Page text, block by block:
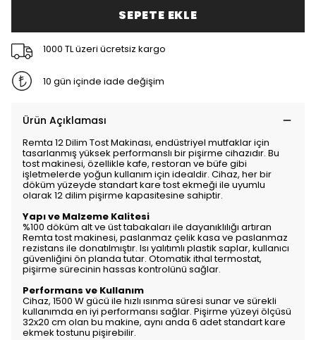
SEPETE EKLE
1000 TL üzeri ücretsiz kargo
10 gün içinde iade değişim
Ürün Açıklaması
Remta 12 Dilim Tost Makinası, endüstriyel mutfaklar için
tasarlanmış yüksek performanslı bir pişirme cihazıdır. Bu
tost makinesi, özellikle kafe, restoran ve büfe gibi
işletmelerde yoğun kullanım için idealdir. Cihaz, her bir
döküm yüzeyde standart kare tost ekmeği ile uyumlu
olarak 12 dilim pişirme kapasitesine sahiptir.
Yapı ve Malzeme Kalitesi
%100 döküm alt ve üst tabakaları ile dayanıklılığı artıran
Remta tost makinesi, paslanmaz çelik kasa ve paslanmaz
rezistans ile donatılmıştır. Isı yalıtımlı plastik saplar, kullanıcı
güvenliğini ön planda tutar. Otomatik ithal termostat,
pişirme sürecinin hassas kontrolünü sağlar.
Performans ve Kullanım
Cihaz, 1500 W gücü ile hızlı ısınma süresi sunar ve sürekli
kullanımda en iyi performansı sağlar. Pişirme yüzeyi ölçüsü
32x20 cm olan bu makine, aynı anda 6 adet standart kare
ekmek tostunu pişirebilir.